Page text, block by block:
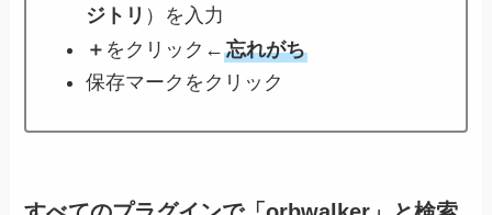
ジトリ ）を入力
＋ をクリック←忘れがち
保存マークをクリック